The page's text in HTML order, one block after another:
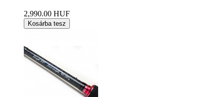
2,990.00 HUF
Kosárba tesz